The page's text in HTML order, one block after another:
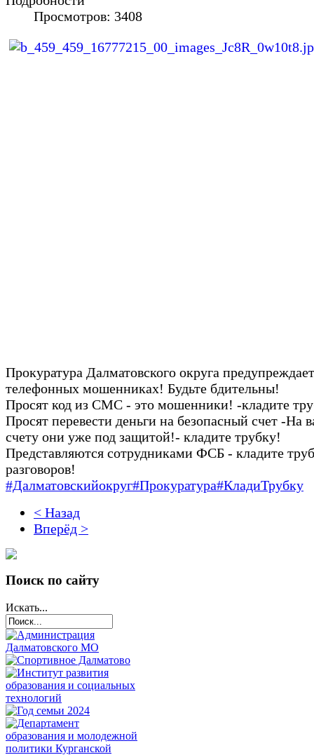
Просмотров: 3408
Прокуратура Далматовского округа
телефонных мошенниках! Будьте бдительны!
Просят код из СМС - это мошенники! -кладите
Просят перевести деньги на безопасный счет -На
счету они уже под защитой!- кладите трубку!
Представляются сотрудниками ФСБ - кладите
разговоров!
#Далматовскийокруг#Прокуратура#КладиТрубку
< Назад
Вперёд >
Поиск по сайту
Искать...